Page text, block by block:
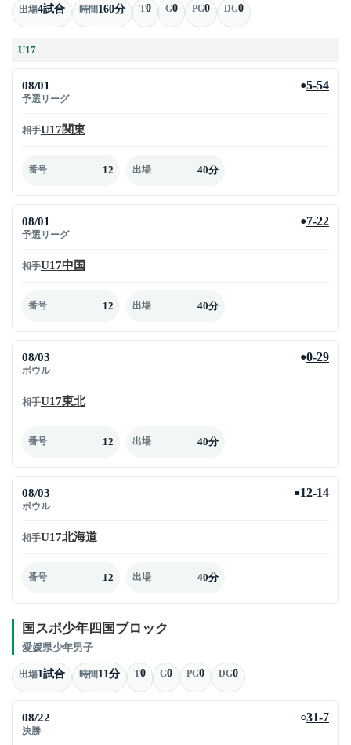
出場4試合 時間160分 T0 G0 PG0 DG0
U17
08/01
予選リーグ
●5-54
相手U17関東
番号 12 出場 40分
08/01
予選リーグ
●7-22
相手U17中国
番号 12 出場 40分
08/03
ボウル
●0-29
相手U17東北
番号 12 出場 40分
08/03
ボウル
●12-14
相手U17北海道
番号 12 出場 40分
国スポ少年四国ブロック
愛媛県少年男子
出場1試合 時間11分 T0 G0 PG0 DG0
08/22
決勝
○31-7